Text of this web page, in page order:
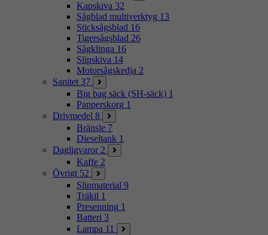
Kapskiva 32
Sågblad multiverktyg 13
Sticksågsblad 16
Tigersågsblad 26
Sågklinga 16
Slipskiva 14
Motorsågskedja 2
Sanitet 37
Big bag säck (SH-säck) 1
Papperskorg 1
Drivmedel 8
Bränsle 7
Dieseltank 1
Dagligvaror 2
Kaffe 2
Övrigt 52
Slipmaterial 9
Träkil 1
Presenning 1
Batteri 3
Lampa 11